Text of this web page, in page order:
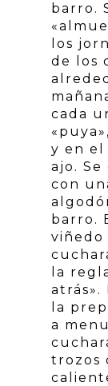
barro.
los
de los
cada
y en el
ajo.
con
barro.
viñedo
la
la
a
trozos